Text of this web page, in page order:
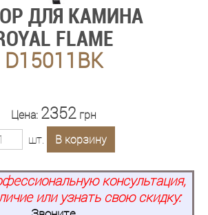
ДЛЯ КАМИНА
FLAME
D15011BK
Цена: 2352 грн
шт.
В корзину
консультация,
или узнать свою скидку: